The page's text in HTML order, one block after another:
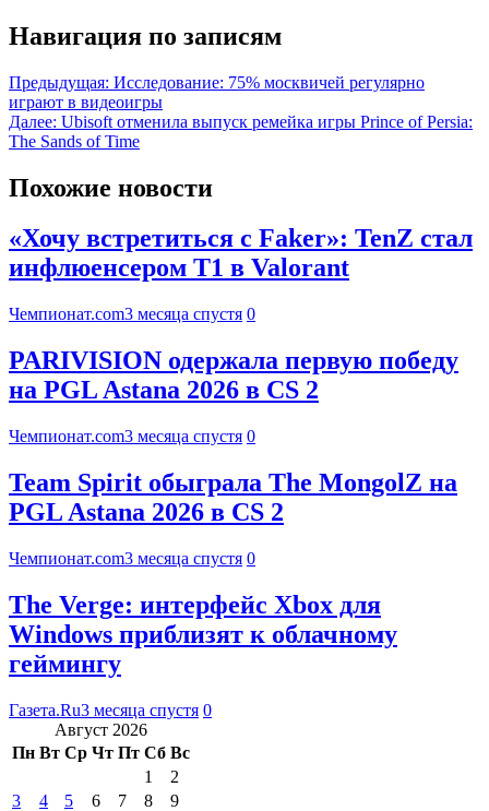
Навигация по записям
Предыдущая: Исследование: 75% москвичей регулярно
играют в видеоигры
Далее: Ubisoft отменила выпуск ремейка игры Prince of Persia:
The Sands of Time
Похожие новости
«Хочу встретиться с Faker»: TenZ стал
инфлюенсером T1 в Valorant
Чемпионат.com3 месяца спустя 0
PARIVISION одержала первую победу
на PGL Astana 2026 в CS 2
Чемпионат.com3 месяца спустя 0
Team Spirit обыграла The MongolZ на
PGL Astana 2026 в CS 2
Чемпионат.com3 месяца спустя 0
The Verge: интерфейс Xbox для
Windows приблизят к облачному
геймингу
Газета.Ru3 месяца спустя 0
Август 2026
Пн Вт Ср Чт Пт Сб Вс
1
2
3
4 5 6 7 8
9